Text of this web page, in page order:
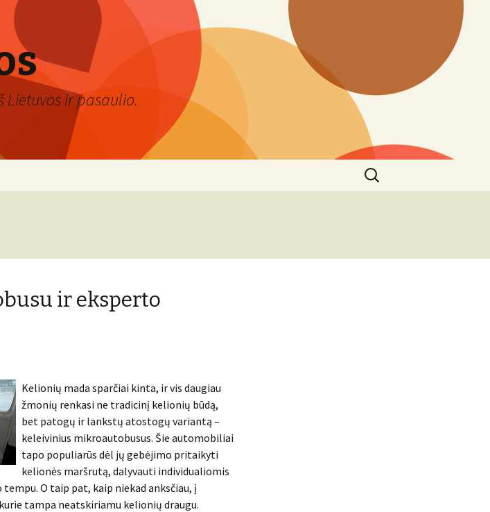
Lietuvos ir pasaulio.
Ieškoti:
ir eksperto
Kelionių mada sparčiai kinta, ir vis daugiau
žmonių renkasi ne tradicinį kelionių būdą,
bet patogų ir lankstų atostogų variantą –
keleivinius mikroautobusus. Šie automobiliai
tapo populiarūs dėl jų gebėjimo pritaikyti
kelionės maršrutą, dalyvauti individualiomis
O taip pat, kaip niekad anksčiau, į
tampa neatskiriamu kelionių draugu.